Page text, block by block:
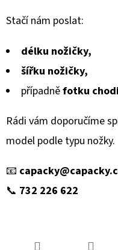
Stačí nám poslat:
délku nožičky,
šířku nožičky,
případněfotku
Rádi vám doporučíme
model podle typu nožky.
📧
📞 732 226 622